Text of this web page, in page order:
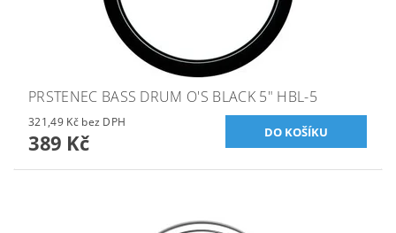
PRSTENEC BASS DRUM O'S BLACK 5" HBL-5
321,49 Kč bez DPH
389 Kč